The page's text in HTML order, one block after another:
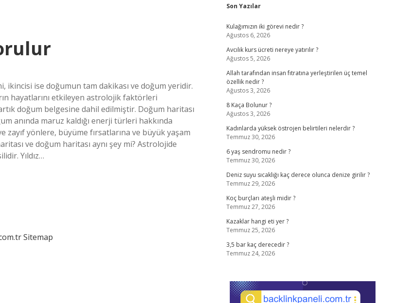
ikincisi ise doğumun tam dakikası ve doğum yeridir.
hayatlarını etkileyen astrolojik faktörleri
doğum belgesine dahil edilmiştir. Doğum haritası
anında maruz kaldığı enerji türleri hakkında
zayıf yönlere, büyüme fırsatlarına ve büyük yaşam
ve doğum haritası aynı şey mi? Astrolojide
Yıldız…
Sitemap
Sidebar
Son Yazılar
Kulağımızın iki görevi nedir ?
Ağustos 6, 2026
Avcılık kurs ücreti nereye yatırılır ?
Ağustos 5, 2026
Allah tarafından insan fıtratına yerleştirilen üç temel
özellik nedir ?
Ağustos 3, 2026
8 Kaça Bolunur ?
Ağustos 3, 2026
Kadınlarda yüksek östrojen belirtileri nelerdir ?
Temmuz 30, 2026
6 yaş sendromu nedir ?
Temmuz 30, 2026
Deniz suyu sıcaklığı kaç derece olunca denize girilir ?
Temmuz 29, 2026
Koç burçları ateşli midir ?
Temmuz 27, 2026
Kazaklar hangi eti yer ?
Temmuz 25, 2026
3,5 bar kaç derecedir ?
Temmuz 24, 2026